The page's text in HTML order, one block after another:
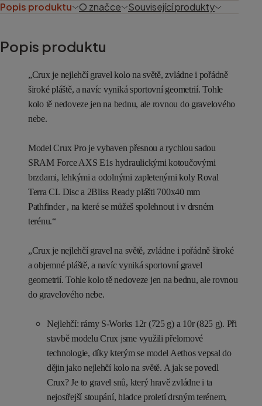
Popis produktu O značce Související produkty
Popis produktu
„Crux je nejlehčí gravel kolo na světě, zvládne i pořádně
široké pláště, a navíc vyniká sportovní geometrií. Tohle
kolo tě nedoveze jen na bednu, ale rovnou do gravelového
nebe.
Model Crux Pro je vybaven přesnou a rychlou sadou
SRAM Force AXS E1s hydraulickými kotoučovými
brzdami, lehkými a odolnými zapletenými koly Roval
Terra CL Disc a 2Bliss Ready plášti 700x40 mm
Pathfinder , na které se můžeš spolehnout i v drsném
terénu.“
„Crux je nejlehčí gravel na světě, zvládne i pořádně široké
a objemné pláště, a navíc vyniká sportovní gravel
geometrií. Tohle kolo tě nedoveze jen na bednu, ale rovnou
do gravelového nebe.
Nejlehčí: rámy S-Works 12r (725 g) a 10r (825 g). Při
stavbě modelu Crux jsme využili přelomové
technologie, díky kterým se model Aethos vepsal do
dějin jako nejlehčí kolo na světě. A jak se povedl
Crux? Je to gravel snů, který hravě zvládne i ta
nejostřejší stoupání, hladce proletí drsným terénem,